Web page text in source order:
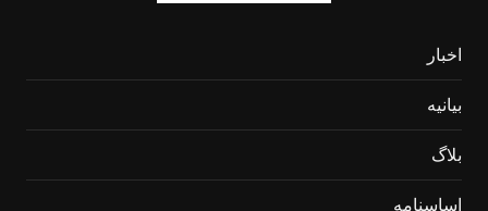
اخبار
بیانیه
بلاگ
اساسنامه